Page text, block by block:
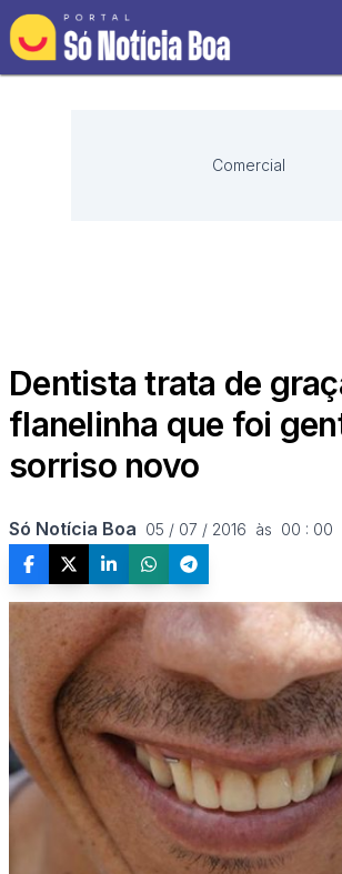
Comercial
Dentista trata de
flanelinha que foi
sorriso novo
Só Notícia Boa 05 / 07 / 2016  às  00 : 00